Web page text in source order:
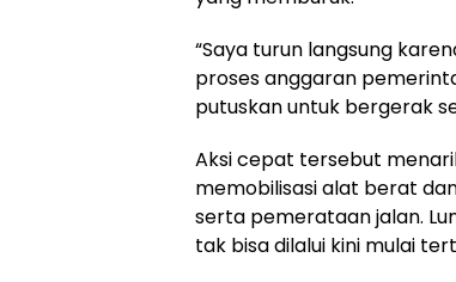
“Saya turun langsung
proses anggaran
putuskan untuk bergerak
Aksi cepat tersebut
memobilisasi alat berat
serta pemerataan jalan.
tak bisa dilalui kini mulai